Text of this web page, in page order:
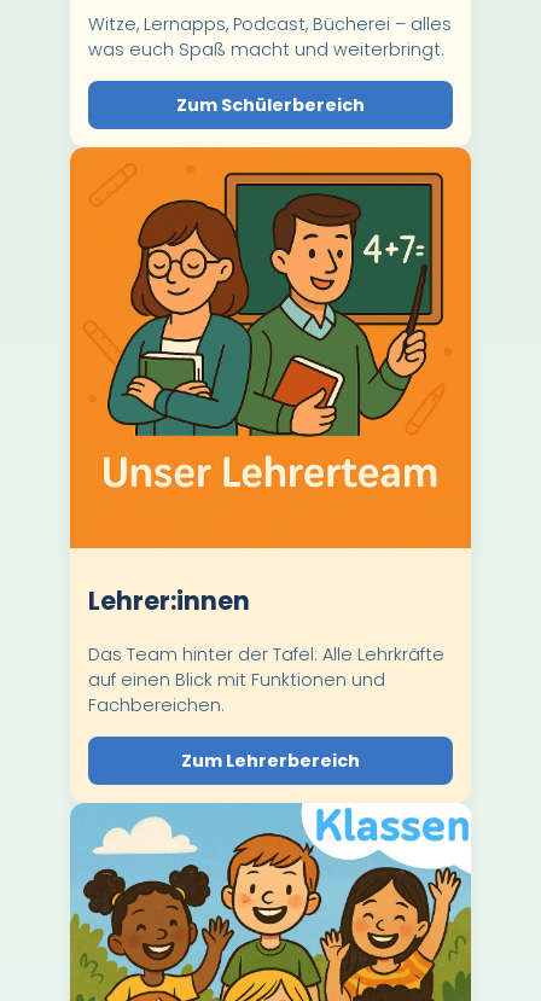
Witze, Lernapps, Podcast, Bücherei – alles
was euch Spaß macht und weiterbringt.
Zum Schülerbereich
Lehrer:innen
Das Team hinter der Tafel: Alle Lehrkräfte
auf einen Blick mit Funktionen und
Fachbereichen.
Zum Lehrerbereich